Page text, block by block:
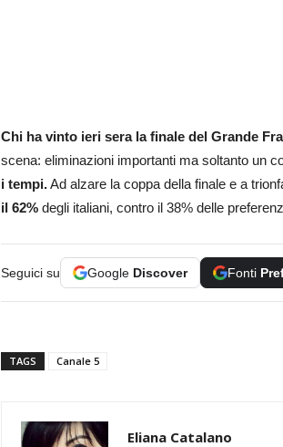
Chi ha vinto ieri sera la finale del Grande
scena: eliminazioni importanti ma soltanto un
i tempi.Ad alzare la coppa della finale e a
il 62% degli italiani, contro il 38% delle
Seguici su Google Discover Fonti
TAGS Canale 5
Eliana Catalano